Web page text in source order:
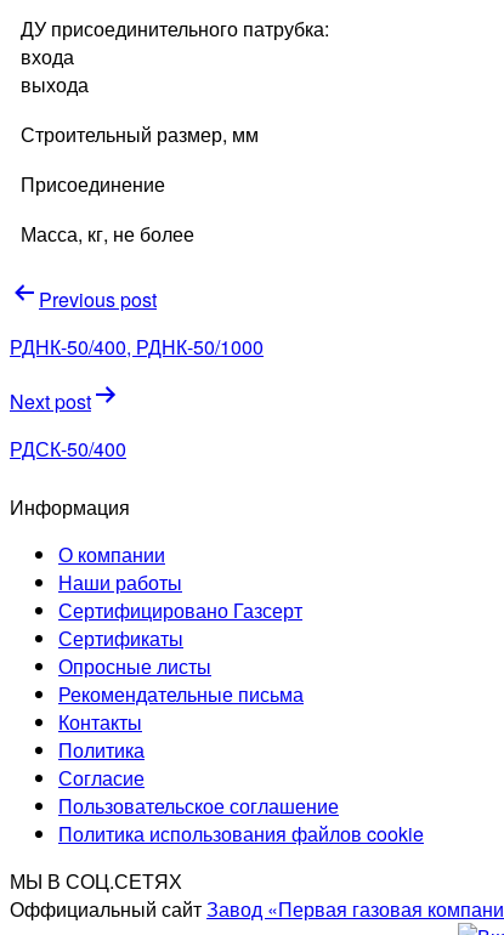
ДУ присоединительного патрубка:
входа
выхода
Строительный размер, мм
Присоединение
Масса, кг, не более
Навигация
по
записям
Previous post
РДНК-50/400, РДНК-50/1000
Next post
РДСК-50/400
Информация
О компании
Наши работы
Сертифицировано Газсерт
Сертификаты
Опросные листы
Рекомендательные письма
Контакты
Политика
Согласие
Пользовательское соглашение
Политика использования файлов cookie
МЫ В СОЦ.СЕТЯХ
Оффициальный сайтЗавод «Первая газовая